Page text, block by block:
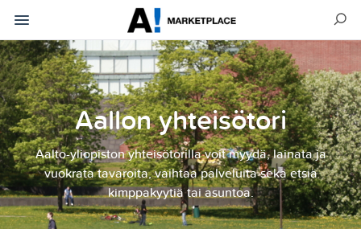
Aallon yhteisötori
Aalto-yliopiston yhteisötorilla voit myydä, lainata ja
vuokrata tavaroita, vaihtaa palveluita sekä etsiä
kimppakyytiä tai asuntoa.